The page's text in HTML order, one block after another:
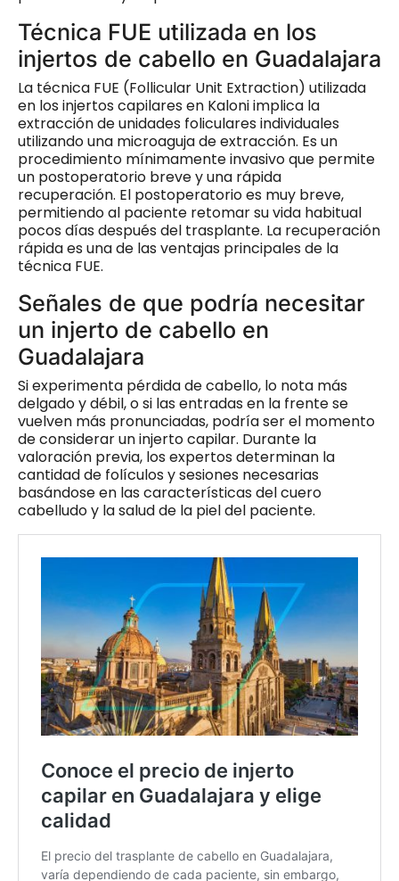
Técnica FUE utilizada en los
injertos de cabello en Guadalajara
La técnica FUE (Follicular Unit Extraction) utilizada
en los injertos capilares en Kaloni implica la
extracción de unidades foliculares individuales
utilizando una microaguja de extracción. Es un
procedimiento mínimamente invasivo que permite
un postoperatorio breve y una rápida
recuperación. El postoperatorio es muy breve,
permitiendo al paciente retomar su vida habitual
pocos días después del trasplante. La recuperación
rápida es una de las ventajas principales de la
técnica FUE.
Señales de que podría necesitar
un injerto de cabello en
Guadalajara
Si experimenta pérdida de cabello, lo nota más
delgado y débil, o si las entradas en la frente se
vuelven más pronunciadas, podría ser el momento
de considerar un injerto capilar. Durante la
valoración previa, los expertos determinan la
cantidad de folículos y sesiones necesarias
basándose en las características del cuero
cabelludo y la salud de la piel del paciente.